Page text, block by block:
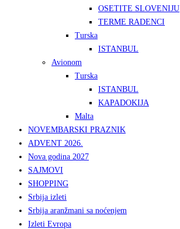
OSETITE SLOVENIJU
TERME RADENCI
Turska
ISTANBUL
Avionom
Turska
ISTANBUL
KAPADOKIJA
Malta
NOVEMBARSKI PRAZNIK
ADVENT 2026.
Nova godina 2027
SAJMOVI
SHOPPING
Srbija izleti
Srbija aranžmani sa noćenjem
Izleti Evropa